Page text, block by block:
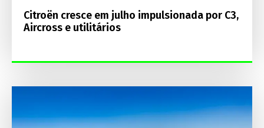
Citroën cresce em julho impulsionada por C3,
Aircross e utilitários